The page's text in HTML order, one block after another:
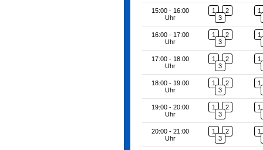
15:00 - 16:00
Uhr
1
2
3
1
16:00 - 17:00
Uhr
1
2
3
1
17:00 - 18:00
Uhr
1
2
3
1
18:00 - 19:00
Uhr
1
2
3
1
19:00 - 20:00
Uhr
1
2
3
1
20:00 - 21:00
Uhr
1
2
3
1